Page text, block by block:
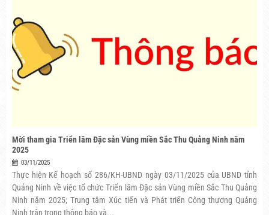
Mời tham gia Triển lãm Đặc sản Vùng miền Sắc Thu Quảng Ninh năm
2025
03/11/2025
Thực hiện Kế hoạch số 286/KH-UBND ngày 03/11/2025 của UBND tỉnh
Quảng Ninh về việc tổ chức Triển lãm Đặc sản Vùng miền Sắc Thu Quảng
Ninh năm 2025; Trung tâm Xúc tiến và Phát triển Công thương Quảng
Ninh trân trọng thông báo và...